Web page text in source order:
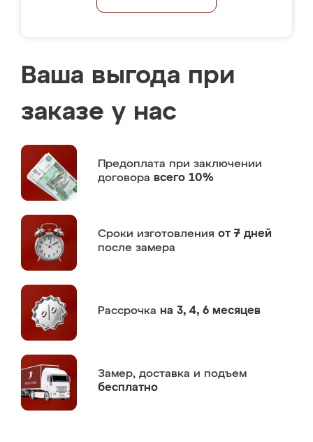
Ваша выгода при
заказе у нас
Предоплата при заключении
договора всего 10%
Сроки изготовления от 7 дней
после замера
Рассрочка на 3, 4, 6 месяцев
Замер, доставка и подъем
бесплатно